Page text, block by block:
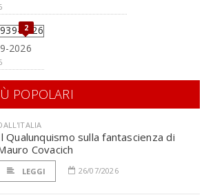
2
2026
POPOLARI
Qualunquismo sulla fantascienza di
Covacich
LEGGI 26/07/2026